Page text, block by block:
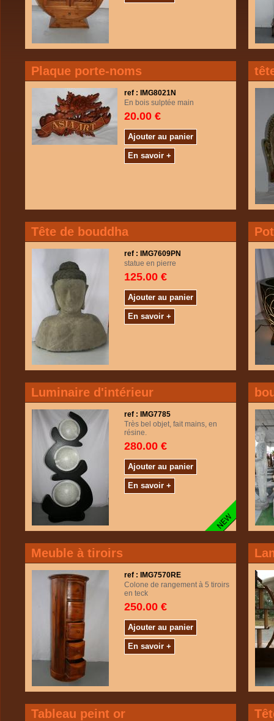
Plaque porte-noms
ref : IMG8021N
En bois sulptée main
20.00 €
Ajouter au panier
En savoir +
Tête de bouddha
ref : IMG7609PN
statue en pierre
125.00 €
Ajouter au panier
En savoir +
Luminaire d'intérieur
ref : IMG7785
Très bel objet, fait mains, en
résine.
280.00 €
Ajouter au panier
En savoir +
Meuble à tiroirs
ref : IMG7570RE
Colone de rangement à 5 tiroirs
en teck
250.00 €
Ajouter au panier
En savoir +
Tableau peint or